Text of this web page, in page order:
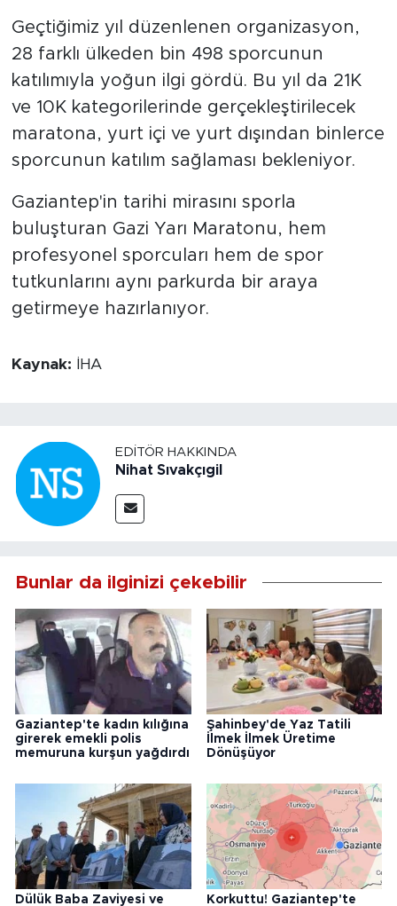
Geçtiğimiz yıl düzenlenen organizasyon,
28 farklı ülkeden bin 498 sporcunun
katılımıyla yoğun ilgi gördü. Bu yıl da 21K
ve 10K kategorilerinde gerçekleştirilecek
maratona, yurt içi ve yurt dışından binlerce
sporcunun katılım sağlaması bekleniyor.
Gaziantep'in tarihi mirasını sporla
buluşturan Gazi Yarı Maratonu, hem
profesyonel sporcuları hem de spor
tutkunlarını aynı parkurda bir araya
getirmeye hazırlanıyor.
Kaynak: İHA
EDITÖR HAKKINDA
Nihat Sıvakçıgil
Bunlar da ilginizi çekebilir
Gaziantep'te kadın kılığına
girerek emekli polis
memuruna kurşun yağdırdı
Şahinbey'de Yaz Tatili
İlmek İlmek Üretime
Dönüşüyor
Dülük Baba Zaviyesi ve Korkuttu! Gaziantep'te